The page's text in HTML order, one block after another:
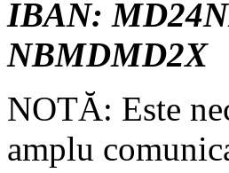
IBAN:
NBMDMD2X
NOTĂ: Este
amplu